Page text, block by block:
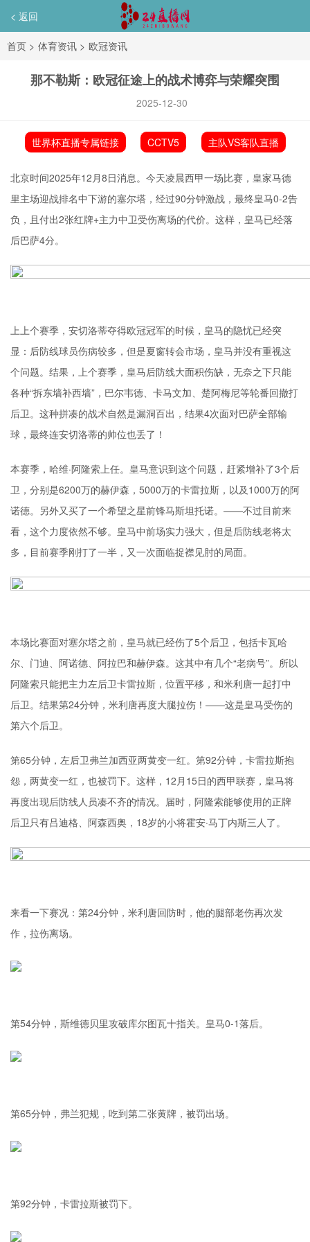
< 返回
首页 > 体育资讯 > 欧冠资讯
那不勒斯：欧冠征途上的战术博弈与荣耀突围
2025-12-30
世界杯直播专属链接 CCTV5 主队VS客队直播
北京时间2025年12月8日消息。今天凌晨西甲一场比赛，皇家马德
里主场迎战排名中下游的塞尔塔 ，经过90分钟激战，最终皇马0-2告
负，且付出2张红牌+主力中卫受伤离场的代价。这样，皇马已经落
后巴萨4分。
上上个赛季， 安切洛蒂夺得欧冠冠军的时候，皇马的隐忧已经突
显：后防线球员伤病较多，但是夏窗转会市场，皇马并没有重视这
个问题。结果，上个赛季，皇马后防线大面积伤缺，无奈之下只能
各种“拆东墙补西墙”，巴尔韦德、卡马文加、楚阿梅尼等轮番回撤打
后卫。这种拼凑的战术自然是漏洞百出，结果4次面对巴萨全部输
球，最终连安切洛蒂的帅位也丢了！
本赛季，哈维·阿隆索上任。皇马意识到这个问题，赶紧增补了3个后
卫，分别是6200万的赫伊森，5000万的卡雷拉斯，以及1000万的阿
诺德。另外又买了一个希望之星前锋马斯坦托诺。——不过目前来
看，这个力度依然不够。皇马中前场实力强大，但是后防线老将太
多，目前赛季刚打了一半，又一次面临捉襟见肘的局面。
本场比赛面对塞尔塔之前，皇马就已经伤了5个后卫，包括卡瓦哈
尔、门迪、阿诺德、阿拉巴和赫伊森。这其中有几个“老病号”。所以
阿隆索只能把主力左后卫卡雷拉斯，位置平移，和米利唐一起打中
后卫。结果第24分钟，米利唐再度大腿拉伤！——这是皇马受伤的
第六个后卫。
第65分钟，左后卫弗兰加西亚两黄变一红。第92分钟，卡雷拉斯抱
怨，两黄变一红，也被罚下。这样，12月15日的西甲联赛，皇马将
再度出现后防线人员凑不齐的情况。届时，阿隆索能够使用的正牌
后卫只有吕迪格、阿森西奥，18岁的小将霍安·马丁内斯三人了。
来看一下赛况：第24分钟，米利唐回防时，他的腿部老伤再次发
作，拉伤离场。
第54分钟，斯维德贝里攻破库尔图瓦十指关。皇马0-1落后。
第65分钟，弗兰犯规，吃到第二张黄牌，被罚出场。
第92分钟，卡雷拉斯被罚下。